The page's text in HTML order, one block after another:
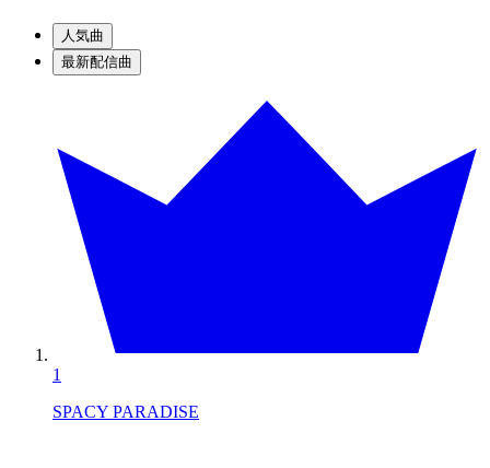
人気曲
最新配信曲
1
SPACY PARADISE